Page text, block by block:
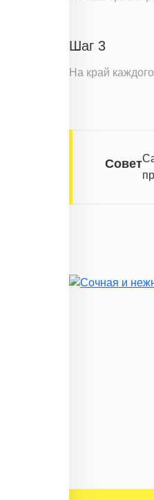
Шаг 3
На край
Совет